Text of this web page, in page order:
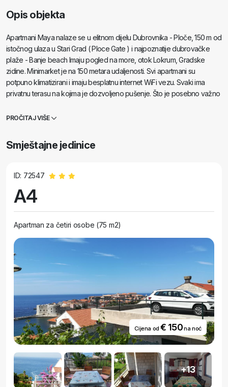
Opis objekta
Apartmani Maya nalaze se u elitnom dijelu Dubrovnika - Ploče, 150 m od
istočnog ulaza u Stari Grad ( Ploce Gate ) i najpoznatije dubrovačke
plaže - Banje beach Imaju pogled na more, otok Lokrum, Gradske
zidine. Minimarket je na 150 metara udaljenosti. Svi apartmani su
potpuno klimatizirani i imaju besplatnu internet WiFi vezu. Svaki ima
privatnu terasu na kojima je dozvoljeno pušenje. Što je posebno važno
ALI POTREBNO JE REZERVIRATI PARKING MJESTO U MOMENTU
za Mline i Cavtat je 200 m od apartmana. Svi kulturni sadržaji, Gradske
pješačkoj udaljenosti. Apartmani su posebno pogodni za obitelji.
PROČITAJ VIŠE
Smještajne jedinice
ID: 72547
A4
Apartman za četiri osobe (75 m2)
Cijena od€ 150na noć
+13